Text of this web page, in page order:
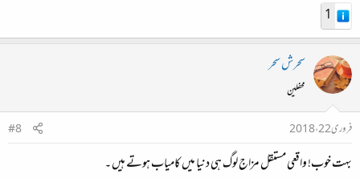
1
سحرش سحر
محفلین
فروری 22، 2018
#8
بہت خوب! واقعی مستقل مزاج لوگ ہی دنیا میں کامیاب ہوتے ہیں ۔